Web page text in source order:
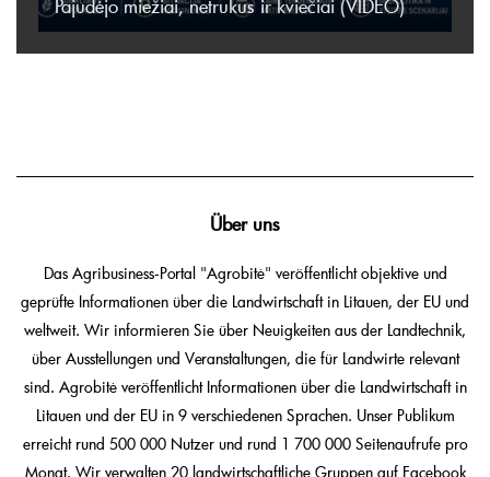
Pajudėjo miežiai, netrukus ir kviečiai (VIDEO)
Über uns
Das Agribusiness-Portal "Agrobitė" veröffentlicht objektive und
geprüfte Informationen über die Landwirtschaft in Litauen, der EU und
weltweit. Wir informieren Sie über Neuigkeiten aus der Landtechnik,
über Ausstellungen und Veranstaltungen, die für Landwirte relevant
sind. Agrobitė veröffentlicht Informationen über die Landwirtschaft in
Litauen und der EU in 9 verschiedenen Sprachen. Unser Publikum
erreicht rund 500 000 Nutzer und rund 1 700 000 Seitenaufrufe pro
Monat. Wir verwalten 20 landwirtschaftliche Gruppen auf Facebook